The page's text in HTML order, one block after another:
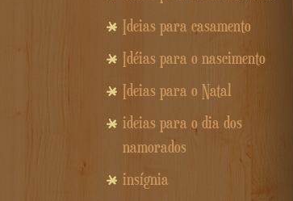
Ideias para casamento
Idéias para o nascimento
Ideias para o Natal
ideias para o dia dos
namorados
insígnia